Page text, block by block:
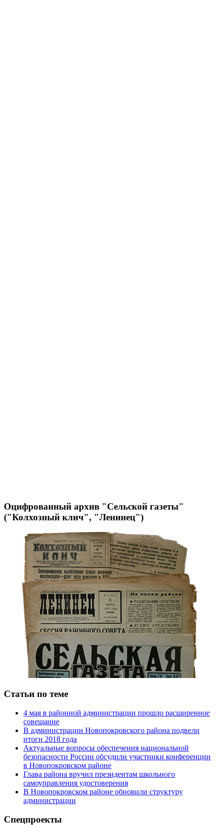
Оцифрованный архив "Сельской газеты"
("Колхозный клич", "Ленинец")
Статьи по теме
4 мая в районной администрации прошло расширенное
совещание
В администрации Новопокровского района подвели
итоги 2018 года
Актуальные вопросы обеспечения национальной
безопасности России обсудили участники конференции
в Новопокровском районе
Глава района вручил президентам школьного
самоуправления удостоверения
В Новопокровском районе обновили структуру
администрации
Спецпроекты